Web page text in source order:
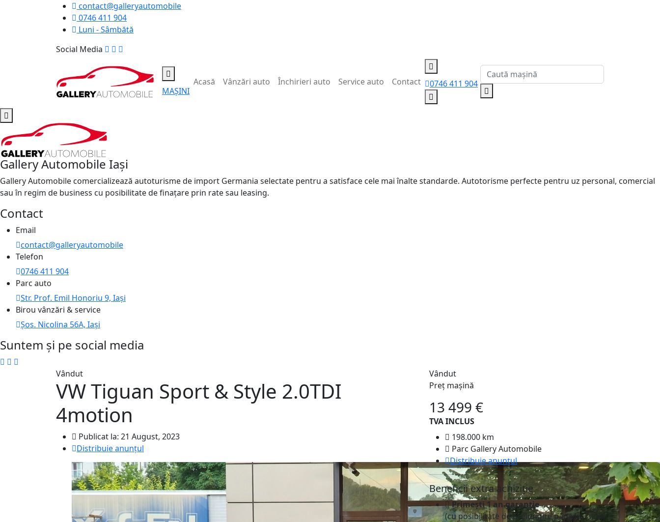
contact@galleryautomobile
0746 411 904
Luni - Sâmbătă
Social Media
MAȘINI
Acasă Vânzări auto Închirieri auto Service auto Contact 0746 411 904
Gallery Automobile Iași
Gallery Automobile comercializează autoturisme de import Germania selectate pentru a satisface cele mai înalte standarde. Autotorisme perfecte pentru uz personal, comercial
sau în regim de business cu posibilitate de finațare prin rate sau leasing.
Contact
Email
contact@galleryautomobile
Telefon
0746 411 904
Parc auto
Str. Prof. Emil Honoriu 9, Iași
Birou vânzări & service
Șos. Nicolina 56A, Iași
Suntem și pe social media
Vândut
VW Tiguan Sport & Style 2.0TDI
4motion
Publicat la: 21 August, 2023
Distribuie anunțul
Vândut
Preț mașină
13 499 €
TVA INCLUS
198.000 km
Parc Gallery Automobile
Distribuie anunțul
Beneficii extra achiziție
Primești 1 an garanție
(cu posibilitate de prelungire până la 3 ani)